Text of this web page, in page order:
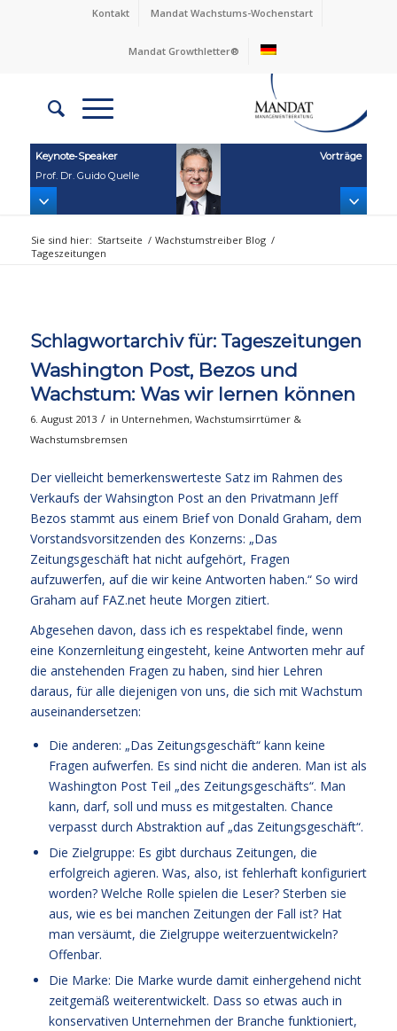
Kontakt Mandat Wachstums-Wochenstart
Mandat Growthletter®
Keynote‑Speaker
Prof. Dr. Guido Quelle
Vorträge
Sie sind hier: Startseite / Wachstumstreiber Blog /
Tageszeitungen
Schlagwortarchiv für: Tageszeitungen
Washington Post, Bezos und
Wachstum: Was wir lernen können
6. August 2013 / in Unternehmen, Wachstumsirrtümer &
Wachstumsbremsen
Der vielleicht bemerkenswerteste Satz im Rahmen des
Verkaufs der Wahsington Post an den Privatmann Jeff
Bezos stammt aus einem Brief von Donald Graham, dem
Vorstandsvorsitzenden des Konzerns: „Das
Zeitungsgeschäft hat nicht aufgehört, Fragen
aufzuwerfen, auf die wir keine Antworten haben.“ So wird
Graham auf FAZ.net heute Morgen zitiert.
Abgesehen davon, dass ich es respektabel finde, wenn
eine Konzernleitung eingesteht, keine Antworten mehr auf
die anstehenden Fragen zu haben, sind hier Lehren
daraus, für alle diejenigen von uns, die sich mit Wachstum
auseinandersetzen:
Die anderen: „Das Zeitungsgeschäft“ kann keine
Fragen aufwerfen. Es sind nicht die anderen. Man ist als
Washington Post Teil „des Zeitungsgeschäfts“. Man
kann, darf, soll und muss es mitgestalten. Chance
verpasst durch Abstraktion auf „das Zeitungsgeschäft“.
Die Zielgruppe: Es gibt durchaus Zeitungen, die
erfolgreich agieren. Was, also, ist fehlerhaft konfiguriert
worden? Welche Rolle spielen die Leser? Sterben sie
aus, wie es bei manchen Zeitungen der Fall ist? Hat
man versäumt, die Zielgruppe weiterzuentwickeln?
Offenbar.
Die Marke: Die Marke wurde damit einhergehend nicht
zeitgemäß weiterentwickelt. Dass so etwas auch in
konservativen Unternehmen der Branche funktioniert,